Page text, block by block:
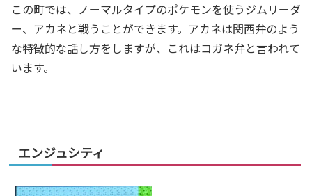
この町では、ノーマルタイプのポケモンを使うジムリーダ
ー、アカネと戦うことができます。アカネは関西弁のよう
な特徴的な話し方をしますが、これはコガネ弁と言われて
います。
エンジュシティ